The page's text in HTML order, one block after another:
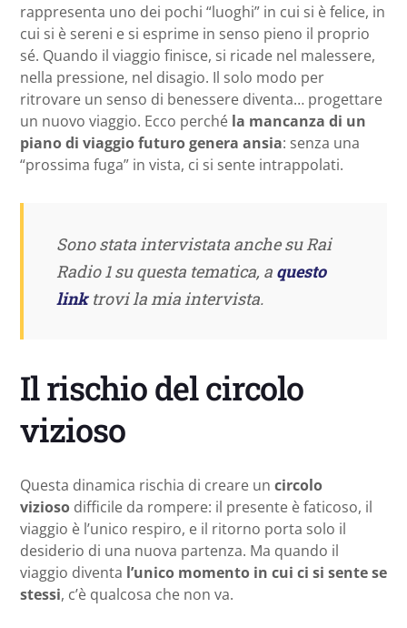
rappresenta uno dei pochi “luoghi” in cui si è felice, in
cui si è sereni e si esprime in senso pieno il proprio
sé. Quando il viaggio finisce, si ricade nel malessere,
nella pressione, nel disagio. Il solo modo per
ritrovare un senso di benessere diventa… progettare
un nuovo viaggio. Ecco perché la mancanza di un
piano di viaggio futuro genera ansia: senza una
“prossima fuga” in vista, ci si sente intrappolati.
Sono stata intervistata anche su Rai
Radio 1 su questa tematica, a questo
linktrovi la mia intervista.
Il rischio del circolo
vizioso
Questa dinamica rischia di creare un circolo
vizioso difficile da rompere: il presente è faticoso, il
viaggio è l’unico respiro, e il ritorno porta solo il
desiderio di una nuova partenza. Ma quando il
viaggio diventa l’unico momento in cui ci si sente se
stessi, c’è qualcosa che non va.